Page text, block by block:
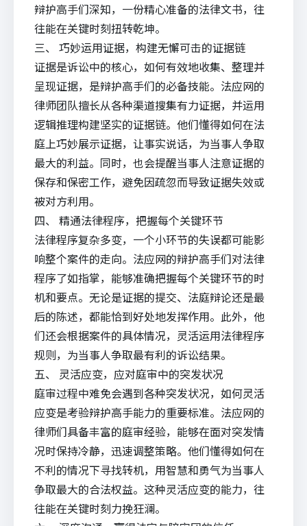
辩护高手们深知，一份精心准备的法律文书，往
往能在关键时刻扭转乾坤。
三、 巧妙运用证据，构建无懈可击的证据链
证据是诉讼中的核心，如何有效地收集、整理并
呈现证据，是辩护高手们的必备技能。法应网的
律师团队擅长从各种渠道搜集有力证据，并运用
逻辑推理构建坚实的证据链。他们懂得如何在法
庭上巧妙展示证据，让事实说话，为当事人争取
最大的利益。同时，也会提醒当事人注意证据的
保存和保密工作，避免因疏忽而导致证据失效或
被对方利用。
四、 精通法律程序，把握每个关键环节
法律程序复杂多变，一个小环节的失误都可能影
响整个案件的走向。法应网的辩护高手们对法律
程序了如指掌，能够准确把握每个关键环节的时
机和要点。无论是证据的提交、法庭辩论还是最
后的陈述，都能恰到好处地发挥作用。此外，他
们还会根据案件的具体情况，灵活运用法律程序
规则，为当事人争取最有利的诉讼结果。
五、 灵活应变，应对庭审中的突发状况
庭审过程中难免会遇到各种突发状况，如何灵活
应变是考验辩护高手能力的重要标准。法应网的
律师们具备丰富的庭审经验，能够在面对突发情
况时保持冷静，迅速调整策略。他们懂得如何在
不利的情况下寻找转机，用智慧和勇气为当事人
争取最大的合法权益。这种灵活应变的能力，往
往能在关键时刻力挽狂澜。